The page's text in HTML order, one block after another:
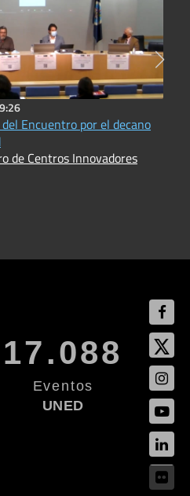
Encuentro por el decano
de Centros Innovadores
17.088
Eventos
UNED